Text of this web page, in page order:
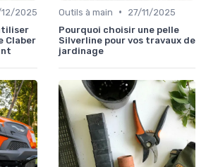
2025
Claber
Outils à main •
27/11/2025
Pourquoi choisir une pelle
Silverline pour vos travaux de
jardinage